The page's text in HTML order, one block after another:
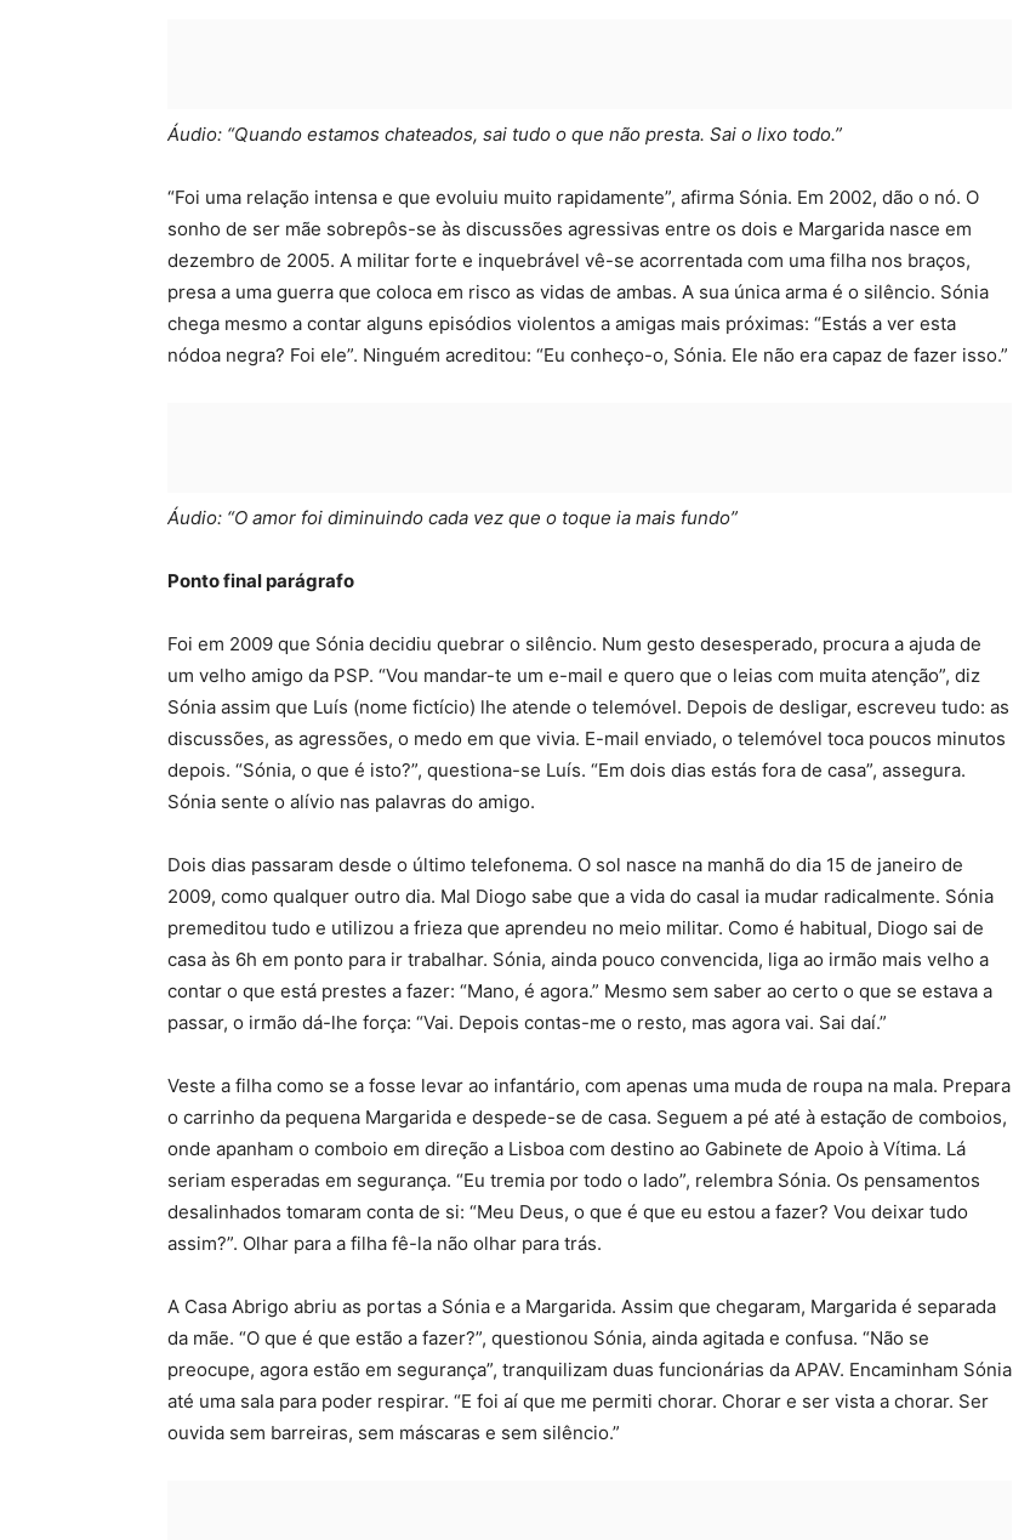
Áudio: “Quando estamos chateados, sai tudo o que não presta. Sai o lixo todo.”
“Foi uma relação intensa e que evoluiu muito rapidamente”, afirma Sónia. Em 2002, dão o nó. O
sonho de ser mãe sobrepôs-se às discussões agressivas entre os dois e Margarida nasce em
dezembro de 2005. A militar forte e inquebrável vê-se acorrentada com uma filha nos braços,
presa a uma guerra que coloca em risco as vidas de ambas. A sua única arma é o silêncio. Sónia
chega mesmo a contar alguns episódios violentos a amigas mais próximas: “Estás a ver esta
nódoa negra? Foi ele”. Ninguém acreditou: “Eu conheço-o, Sónia. Ele não era capaz de fazer isso.”
Áudio: “O amor foi diminuindo cada vez que o toque ia mais fundo”
Ponto final parágrafo
Foi em 2009 que Sónia decidiu quebrar o silêncio. Num gesto desesperado, procura a ajuda de
um velho amigo da PSP. “Vou mandar-te um e-mail e quero que o leias com muita atenção”, diz
Sónia assim que Luís (nome fictício) lhe atende o telemóvel. Depois de desligar, escreveu tudo: as
discussões, as agressões, o medo em que vivia. E-mail enviado, o telemóvel toca poucos minutos
depois. “Sónia, o que é isto?”, questiona-se Luís. “Em dois dias estás fora de casa”, assegura.
Sónia sente o alívio nas palavras do amigo.
Dois dias passaram desde o último telefonema. O sol nasce na manhã do dia 15 de janeiro de
2009, como qualquer outro dia. Mal Diogo sabe que a vida do casal ia mudar radicalmente. Sónia
premeditou tudo e utilizou a frieza que aprendeu no meio militar. Como é habitual, Diogo sai de
casa às 6h em ponto para ir trabalhar. Sónia, ainda pouco convencida, liga ao irmão mais velho a
contar o que está prestes a fazer: “Mano, é agora.” Mesmo sem saber ao certo o que se estava a
passar, o irmão dá-lhe força: “Vai. Depois contas-me o resto, mas agora vai. Sai daí.”
Veste a filha como se a fosse levar ao infantário, com apenas uma muda de roupa na mala. Prepara
o carrinho da pequena Margarida e despede-se de casa. Seguem a pé até à estação de comboios,
onde apanham o comboio em direção a Lisboa com destino ao Gabinete de Apoio à Vítima. Lá
seriam esperadas em segurança. “Eu tremia por todo o lado”, relembra Sónia. Os pensamentos
desalinhados tomaram conta de si: “Meu Deus, o que é que eu estou a fazer? Vou deixar tudo
assim?”. Olhar para a filha fê-la não olhar para trás.
A Casa Abrigo abriu as portas a Sónia e a Margarida. Assim que chegaram, Margarida é separada
da mãe. “O que é que estão a fazer?”, questionou Sónia, ainda agitada e confusa. “Não se
preocupe, agora estão em segurança”, tranquilizam duas funcionárias da APAV. Encaminham Sónia
até uma sala para poder respirar. “E foi aí que me permiti chorar. Chorar e ser vista a chorar. Ser
ouvida sem barreiras, sem máscaras e sem silêncio.”